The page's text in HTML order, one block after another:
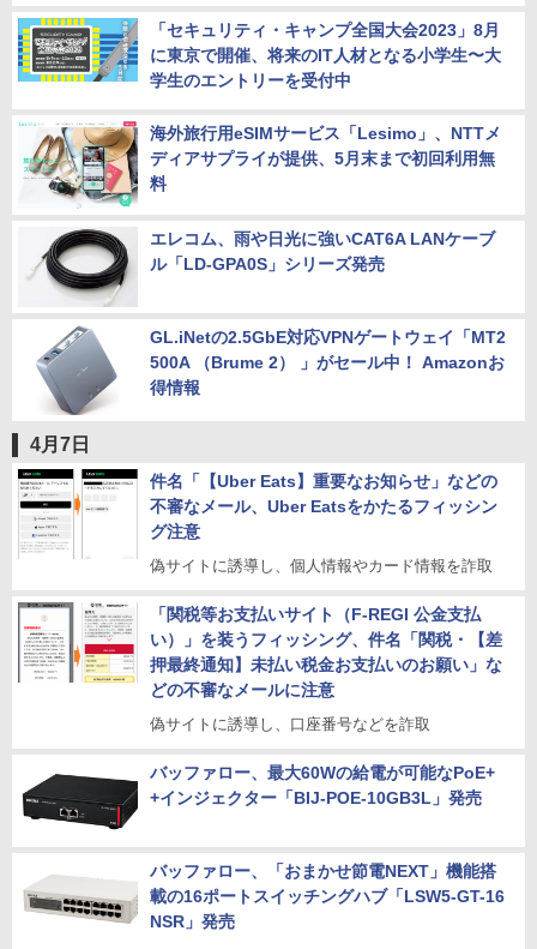
「セキュリティ・キャンプ全国大会2023」8月
に東京で開催、将来のIT人材となる小学生〜大
学生のエントリーを受付中
海外旅行用eSIMサービス「Lesimo」、NTTメ
ディアサプライが提供、5月末まで初回利用無
料
エレコム、雨や日光に強いCAT6A LANケーブ
ル「LD-GPA0S」シリーズ発売
GL.iNetの2.5GbE対応VPNゲートウェイ「MT2
500A （Brume 2） 」がセール中！ Amazonお
得情報
4月7日
件名「【Uber Eats】重要なお知らせ」などの
不審なメール、Uber Eatsをかたるフィッシン
グ注意
偽サイトに誘導し、個人情報やカード情報を詐取
「関税等お支払いサイト（F-REGI 公金支払
い）」を装うフィッシング、件名「関税・【差
押最終通知】未払い税金お支払いのお願い」な
どの不審なメールに注意
偽サイトに誘導し、口座番号などを詐取
バッファロー、最大60Wの給電が可能なPoE+
+インジェクター「BIJ-POE-10GB3L」発売
バッファロー、「おまかせ節電NEXT」機能搭
載の16ポートスイッチングハブ「LSW5-GT-16
NSR」発売